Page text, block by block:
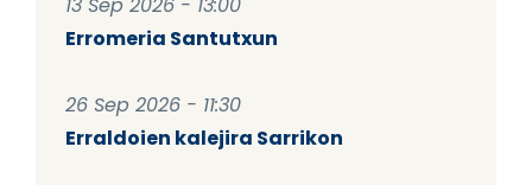
Erromeria Santutxun
26 Sep 2026 - 11:30
Erraldoien kalejira Sarrikon